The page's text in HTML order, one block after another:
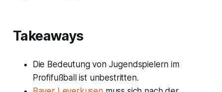
Takeaways
Die Bedeutung von Jugendspielern im
Profifußball ist unbestritten.